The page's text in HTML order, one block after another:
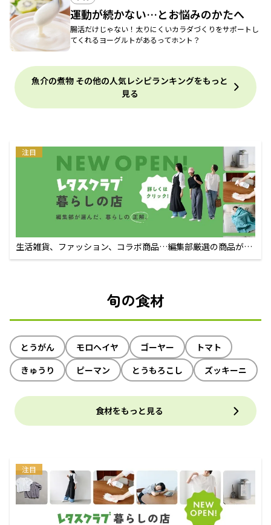
運動が続かない…とお悩みのかたへ
腸活だけじゃない！太りにくいカラダづくりをサポートし
てくれるヨーグルトがあるってホント？
魚介の煮物 その他の人気レシピランキングをもっと
見る
注目
生活雑貨、ファッション、コラボ商品…編集部厳選の商品が買
えるECサイト
旬の食材
とうがん モロヘイヤ ゴーヤー
トマト
きゅうり
ピーマン とうもろこし ズッキーニ
食材をもっと見る
注目